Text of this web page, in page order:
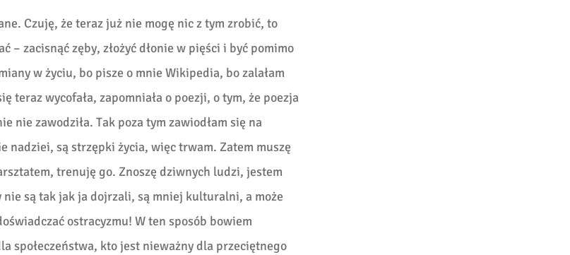
Czuję, że teraz już nie mogę nic z tym zrobić, to
– zacisnąć zęby, złożyć dłonie w pięści i być pomimo
w życiu, bo pisze o mnie Wikipedia, bo zalałam
teraz wycofała, zapomniała o poezji, o tym, że poezja
nie zawodziła. Tak poza tym zawiodłam się na
nadziei, są strzępki życia, więc trwam. Zatem muszę
trenuję go. Znoszę dziwnych ludzi, jestem
są tak jak ja dojrzali, są mniej kulturalni, a może
ostracyzmu! W ten sposób bowiem
społeczeństwa, kto jest nieważny dla przeciętnego